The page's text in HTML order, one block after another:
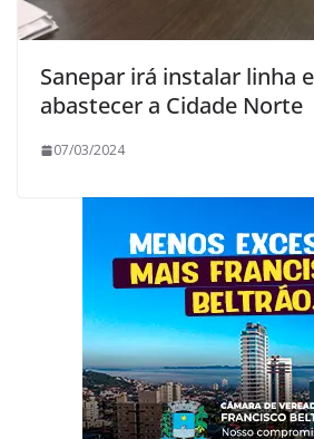
Sanepar irá instalar linha
abastecer a Cidade Norte
07/03/2024